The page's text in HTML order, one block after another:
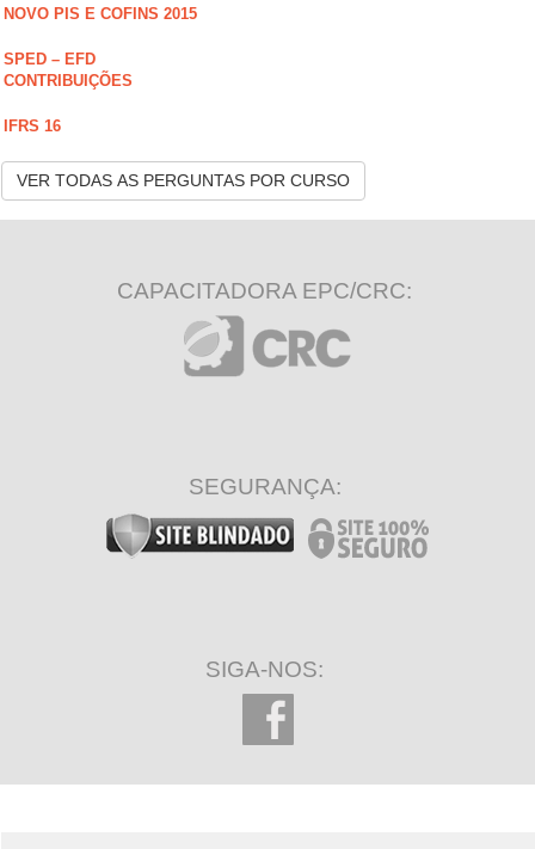
NOVO PIS E COFINS 2015
SPED – EFD
CONTRIBUIÇÕES
IFRS 16
VER TODAS AS PERGUNTAS POR CURSO
CAPACITADORA EPC/CRC:
SEGURANÇA:
SIGA-NOS: